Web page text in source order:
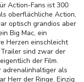
Action-Fans ist 300
oberflächliche Action,
optisch grandios aber
Big Mac, ein
Herzen einschleicht
sind zwar der
der Film.
als
Herr der Ringe. Einzig